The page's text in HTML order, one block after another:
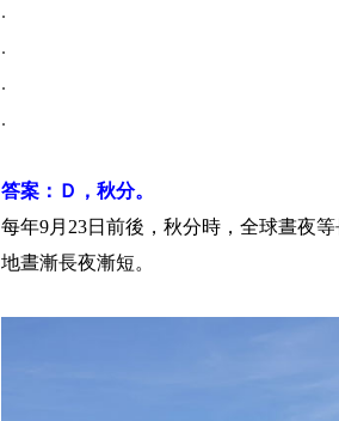
.
.
.
.
答案：Ｄ，秋分。
每年9月23日前後，秋分時，全球晝夜
地晝漸長夜漸短。